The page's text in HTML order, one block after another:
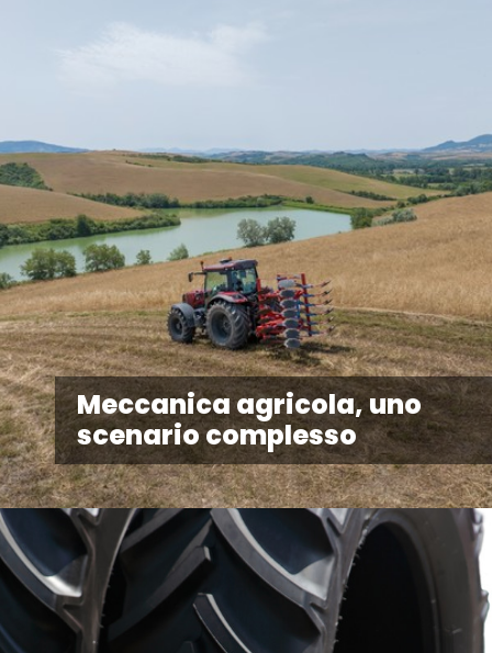
Meccanica agricola, uno
scenario complesso